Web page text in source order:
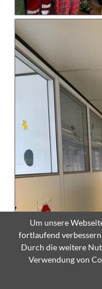
Um unsere
fortlaufend
Durch die weitere
Verwendung von